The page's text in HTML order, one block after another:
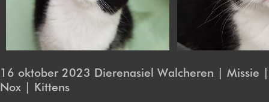
16 oktober 2023 Dierenasiel Walcheren | Missie
Nox | Kittens